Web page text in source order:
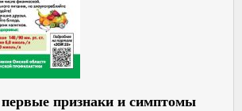
признаки и симптомы